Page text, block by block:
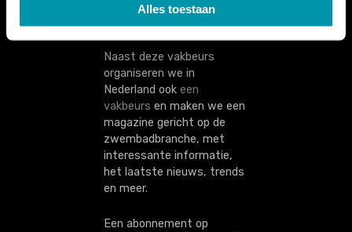
Alles toestaan
Naast deze vakbeurs
organiseren we in
Nederland ook een
vakbeurs en maken we een
magazine gericht op de
zwembadbranche, met
interessante informatie,
het laatste nieuws, trends
en meer.
Een abonnement op